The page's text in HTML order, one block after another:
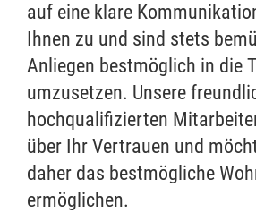
auf eine klare
Ihnen zu und sind stets
Anliegen bestmöglich in die
umzusetzen. Unsere
hochqualifizierten
über Ihr Vertrauen und
daher das bestmögliche
ermöglichen.